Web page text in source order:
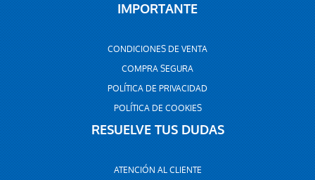
IMPORTANTE
CONDICIONES DE VENTA
COMPRA SEGURA
POLÍTICA DE PRIVACIDAD
POLÍTICA DE COOKIES
RESUELVE TUS DUDAS
ATENCIÓN AL CLIENTE